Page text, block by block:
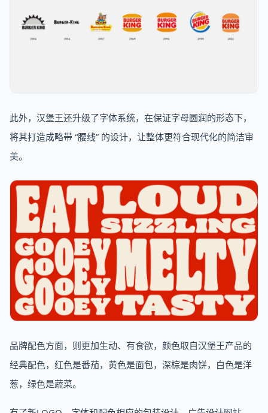
此外，汉堡王还升级了字体系统，在保证字母圆润的形态下，
将其打造成略带 “腰线” 的设计，让整体更符合现代化的简洁审
美。
品牌配色方面，则更加生动、有食欲，颜色取自汉堡王产品的
经典配色，红色是番茄，黄色是面包，深棕是肉饼，白色是洋
葱，绿色是蔬菜。